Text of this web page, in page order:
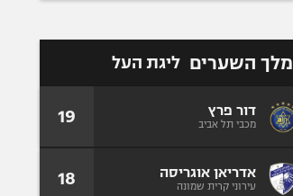
מלך השערים ליגת העל
דור פרץ
מכבי תל אביב 19
אדריאן אוגריסה
עירוני קרית שמונה 18